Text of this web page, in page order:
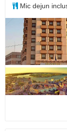
Mic dejun